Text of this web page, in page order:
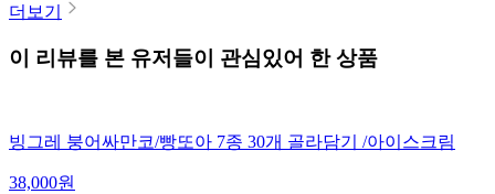
더보기
이 리뷰를 본 유저들이 관심있어 한 상품
빙그레 붕어싸만코/빵또아 7종 30개 골라담기 /아이스크림
38,000원